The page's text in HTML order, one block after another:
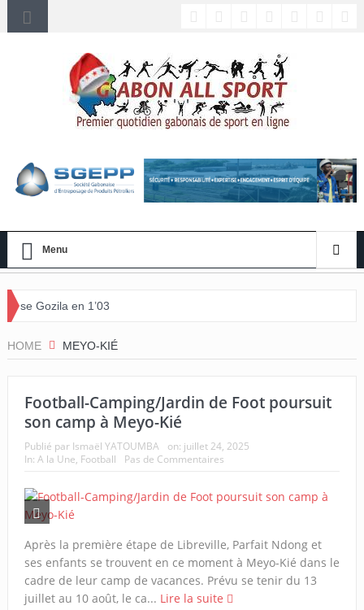
Menu
1’03
HOME MEYO-KIÉ
Football-Camping/Jardin de Foot poursuit
son camp à Meyo-Kié
Publié par Ismaël YATOUMBA on: juillet 24, 2025
In: A la Une, Football Pas de Commentaires
Après la première étape de Libreville, Parfait Ndong et
ses enfants se trouvent en ce moment à Meyo-Kié dans le
cadre de leur camp de vacances. Prévu se tenir du 13
juillet au 10 août, le ca... Lire la suite